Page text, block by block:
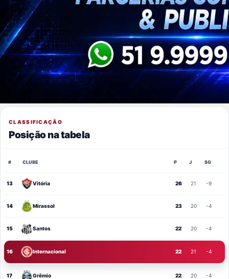
CLASSIFICAÇÃO
Posição na tabela
# CLUBE P J SG
13 Vitória 26 21 -9
14 Mirassol 23 20 -4
15 Santos 22 20 -4
16 Internacional 22 21 -4
17 Grêmio 22 20 -4